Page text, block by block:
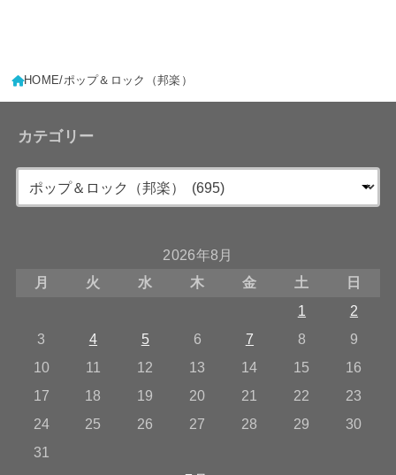
HOME ポップ＆ロック（邦楽）
カテゴリー
2026年8月
月
火 水 木 金 土
日
1
2
3
4 5 6 7 8
9
10
11 12 13 14 15
16
17
18 19 20 21 22
23
24
25 26 27 28 29
30
31